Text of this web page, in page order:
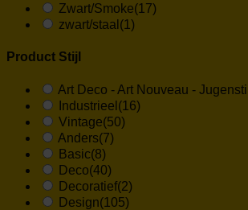
Zwart/Smoke(17)
zwart/staal (1)
Product Stijl
Art Deco - Art Nouveau - Jugenstill
Industrieel (16)
Vintage(50)
Anders(7)
Basic(8)
Deco(40)
Decoratief(2)
Design(105)